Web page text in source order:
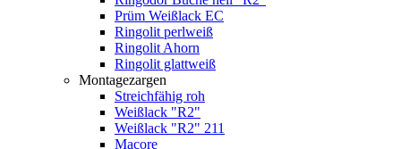
Prüm Weißlack EC
Ringolit perlweiß
Ringolit Ahorn
Ringolit glattweiß
Montagezargen
Streichfähig roh
Weißlack "R2"
Weißlack "R2" 211
Macore